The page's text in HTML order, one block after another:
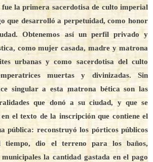
la primera sacerdotisa de culto imperial
que desarrolló a perpetuidad, como honor
Obtenemos así un perfil privado y
como mujer casada, madre y matrona
urbanas y como sacerdotisa del culto
muertas y divinizadas. Sin
singular a esta matrona bética son las
que donó a su ciudad, y que se
el texto de la inscripción que contiene el
pública: reconstruyó los pórticos públicos
tiempo, dio el terreno para los baños,
la cantidad gastada en el pago